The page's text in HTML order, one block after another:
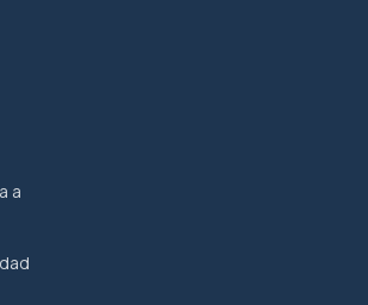
a